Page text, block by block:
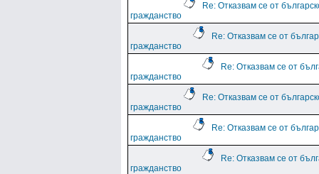
Re: Отказвам се от
гражданство
Re: Отказвам се от
гражданство
Re: Отказвам се от
гражданство
Re: Отказвам се от
гражданство
Re: Отказвам се от
гражданство
Re: Отказвам се от
гражданство